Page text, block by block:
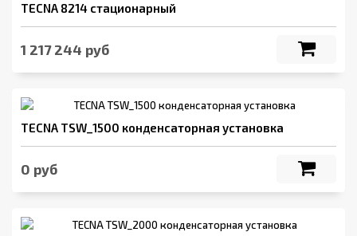
TECNA 8214 стационарный
1 217 244 руб
TECNA TSW_1500 конденсаторная установка
0 руб